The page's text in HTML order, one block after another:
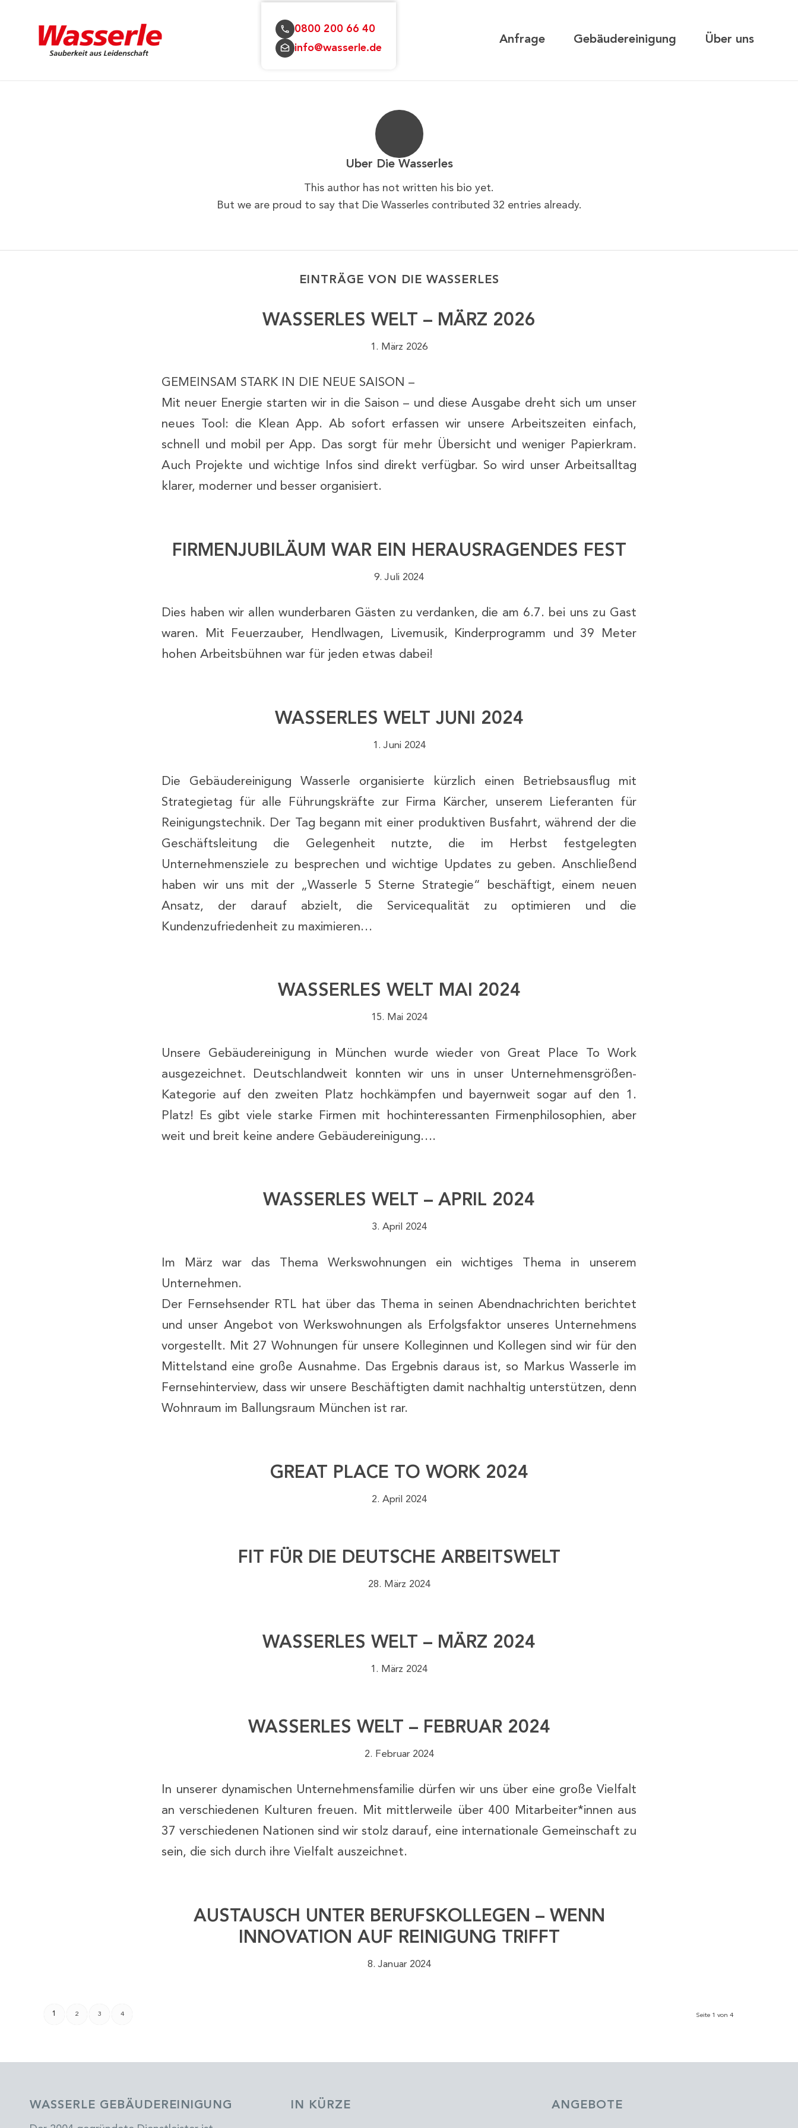
Anfrage Gebäudereinigung Über uns
0800 200 66 40
info@wasserle.de
Über Die Wasserles
This author has not written his bio yet.
But we are proud to say that Die Wasserlescontributed 32 entries already.
EINTRÄGE VON DIE WASSERLES
WASSERLES WELT – MÄRZ 2026
1. März 2026
GEMEINSAM STARK IN DIE NEUE SAISON –
Mit neuer Energie starten wir in die Saison – und diese Ausgabe dreht sich um unser
neues Tool: die Klean App. Ab sofort erfassen wir unsere Arbeitszeiten einfach,
schnell und mobil per App. Das sorgt für mehr Übersicht und weniger Papierkram.
Auch Projekte und wichtige Infos sind direkt verfügbar. So wird unser Arbeitsalltag
klarer, moderner und besser organisiert.
FIRMENJUBILÄUM WAR EIN HERAUSRAGENDES FEST
9. Juli 2024
Dies haben wir allen wunderbaren Gästen zu verdanken, die am 6.7. bei uns zu Gast
waren. Mit Feuerzauber, Hendlwagen, Livemusik, Kinderprogramm und 39 Meter
hohen Arbeitsbühnen war für jeden etwas dabei!
WASSERLES WELT JUNI 2024
1. Juni 2024
Die Gebäudereinigung Wasserle organisierte kürzlich einen Betriebsausflug mit
Strategietag für alle Führungskräfte zur Firma Kärcher, unserem Lieferanten für
Reinigungstechnik. Der Tag begann mit einer produktiven Busfahrt, während der die
Geschäftsleitung die Gelegenheit nutzte, die im Herbst festgelegten
Unternehmensziele zu besprechen und wichtige Updates zu geben. Anschließend
haben wir uns mit der „Wasserle 5 Sterne Strategie“ beschäftigt, einem neuen
Ansatz, der darauf abzielt, die Servicequalität zu optimieren und die
Kundenzufriedenheit zu maximieren…
WASSERLES WELT MAI 2024
15. Mai 2024
Unsere Gebäudereinigung in München wurde wieder von Great Place To Work
ausgezeichnet. Deutschlandweit konnten wir uns in unser Unternehmensgrößen-
Kategorie auf den zweiten Platz hochkämpfen und bayernweit sogar auf den 1.
Platz! Es gibt viele starke Firmen mit hochinteressanten Firmenphilosophien, aber
weit und breit keine andere Gebäudereinigung….
WASSERLES WELT – APRIL 2024
3. April 2024
Im März war das Thema Werkswohnungen ein wichtiges Thema in unserem
Unternehmen.
Der Fernsehsender RTL hat über das Thema in seinen Abendnachrichten berichtet
und unser Angebot von Werkswohnungen als Erfolgsfaktor unseres Unternehmens
vorgestellt. Mit 27 Wohnungen für unsere Kolleginnen und Kollegen sind wir für den
Mittelstand eine große Ausnahme. Das Ergebnis daraus ist, so Markus Wasserle im
Fernsehinterview, dass wir unsere Beschäftigten damit nachhaltig unterstützen, denn
Wohnraum im Ballungsraum München ist rar.
GREAT PLACE TO WORK 2024
2. April 2024
FIT FÜR DIE DEUTSCHE ARBEITSWELT
28. März 2024
WASSERLES WELT – MÄRZ 2024
1. März 2024
WASSERLES WELT – FEBRUAR 2024
2. Februar 2024
In unserer dynamischen Unternehmensfamilie dürfen wir uns über eine große Vielfalt
an verschiedenen Kulturen freuen. Mit mittlerweile über 400 Mitarbeiter*innen aus
37 verschiedenen Nationen sind wir stolz darauf, eine internationale Gemeinschaft zu
sein, die sich durch ihre Vielfalt auszeichnet.
AUSTAUSCH UNTER BERUFSKOLLEGEN – WENN
INNOVATION AUF REINIGUNG TRIFFT
8. Januar 2024
Seite 1 von 4
1 2 3 4
WASSERLE GEBÄUDEREINIGUNG IN KÜRZE ANGEBOTE